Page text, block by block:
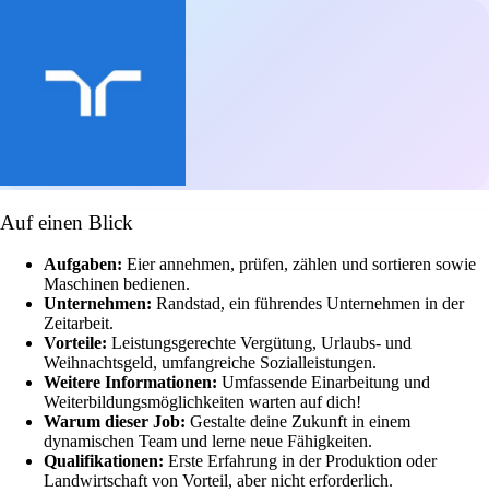
Auf einen Blick
Aufgaben: Eier annehmen, prüfen, zählen und sortieren sowie
Maschinen bedienen.
Unternehmen: Randstad, ein führendes Unternehmen in der
Zeitarbeit.
Vorteile: Leistungsgerechte Vergütung, Urlaubs- und
Weihnachtsgeld, umfangreiche Sozialleistungen.
Weitere Informationen: Umfassende Einarbeitung und
Weiterbildungsmöglichkeiten warten auf dich!
Warum dieser Job: Gestalte deine Zukunft in einem
dynamischen Team und lerne neue Fähigkeiten.
Qualifikationen: Erste Erfahrung in der Produktion oder
Landwirtschaft von Vorteil, aber nicht erforderlich.